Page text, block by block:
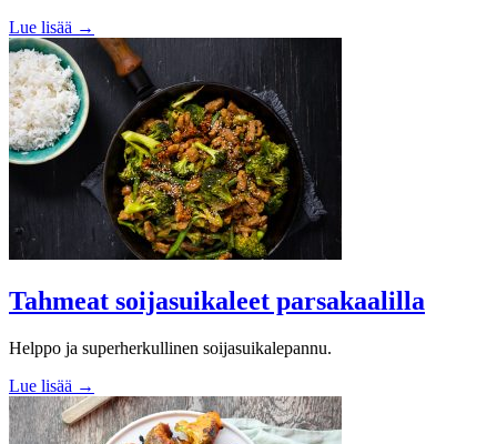
Lue lisää →
Tahmeat soijasuikaleet parsakaalilla
Helppo ja superherkullinen soijasuikalepannu.
Lue lisää →